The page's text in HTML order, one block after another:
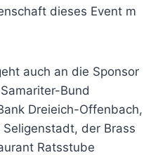
dieses Event m
auch an die Sponsor
Bund
Dreieich-Offenbach,
der Brass
Ratsstube